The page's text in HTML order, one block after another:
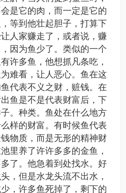
是它的肉，而一定是它的
等到他壮起胆子，打算下
人家赚走了，或者说，赚
因为鱼少了。类似的一个
许多鱼，他想抓凡条吃，
难看，让人恶心。鱼在这
代表不义之财，赃钱。在
鱼是不是代表财富后，下
。种类。鱼处在什么地方
样的财富。有时候鱼代表
物质，而是无形的精神财
里养了许许多多的金鱼，
了。他急着到处找水。好
，但是水龙头流不出水，
，许多鱼死掉了，剩下的